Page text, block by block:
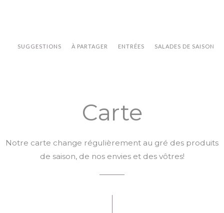
SUGGESTIONS À PARTAGER ENTRÉES SALADES DE SAISON
Carte
Notre carte change régulièrement au gré des produits
de saison, de nos envies et des vôtres!